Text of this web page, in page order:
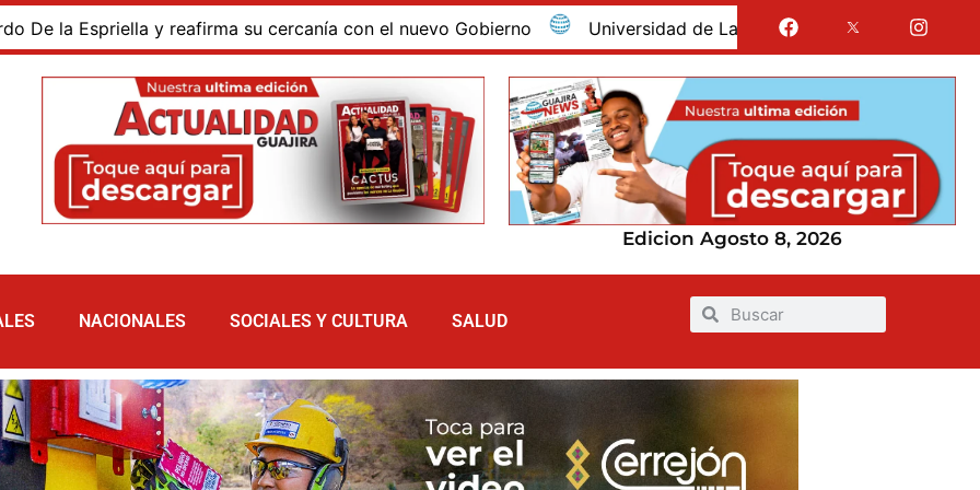
Espriella y reafirma su cercanía con el nuevo Gobierno Universidad de La Guajira celebró la obtención del
Edicion Agosto 8, 2026
NACIONALES SOCIALES Y CULTURA SALUD